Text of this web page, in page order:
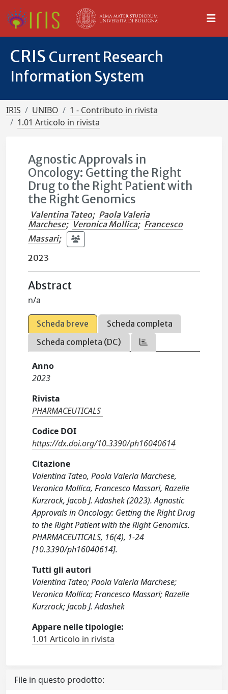
CRIS Current Research
Information System
IRIS UNIBO
1 - Contributo in rivista
1.01 Articolo in rivista
Agnostic Approvals in
Oncology: Getting the Right
Drug to the Right Patient with
the Right Genomics
Valentina Tateo; Paola Valeria
Marchese; Veronica Mollica; Francesco
Massari;
2023
Abstract
n/a
Scheda breve
Scheda completa
Scheda completa (DC)
Anno
2023
Rivista
PHARMACEUTICALS
Codice DOI
https://dx.doi.org/10.3390/ph16040614
Citazione
Valentina Tateo, Paola Valeria Marchese,
Veronica Mollica, Francesco Massari, Razelle
Kurzrock, Jacob J. Adashek (2023). Agnostic
Approvals in Oncology: Getting the Right Drug
to the Right Patient with the Right Genomics.
PHARMACEUTICALS, 16(4), 1-24
[10.3390/ph16040614].
Tutti gli autori
Valentina Tateo; Paola Valeria Marchese;
Veronica Mollica; Francesco Massari; Razelle
Kurzrock; Jacob J. Adashek
Appare nelle tipologie:
1.01 Articolo in rivista
File in questo prodotto: